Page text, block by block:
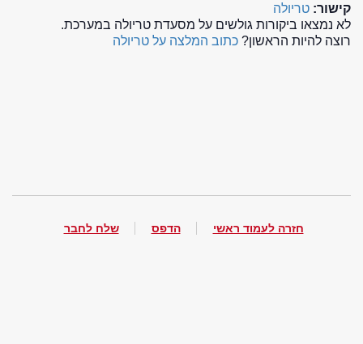
קישור: טריולה
לא נמצאו ביקורות גולשים על מסעדת טריולה במערכת.
רוצה להיות הראשון? כתוב המלצה על טריולה
חזרה לעמוד ראשי הדפס שלח לחבר